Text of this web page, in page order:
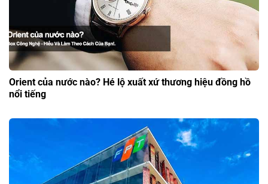
Orient của nước nào? Hé lộ xuất xứ thương hiệu đồng hồ
nổi tiếng